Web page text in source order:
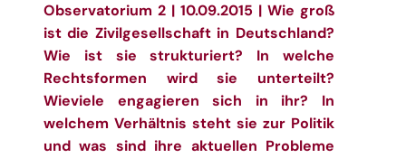
Observatorium 2 | 10.09.2015 | Wie groß
ist die Zivilgesellschaft in Deutschland?
Wie ist sie strukturiert? In welche
Rechtsformen wird sie unterteilt?
Wieviele engagieren sich in ihr? In
welchem Verhältnis steht sie zur Politik
und was sind ihre aktuellen Probleme